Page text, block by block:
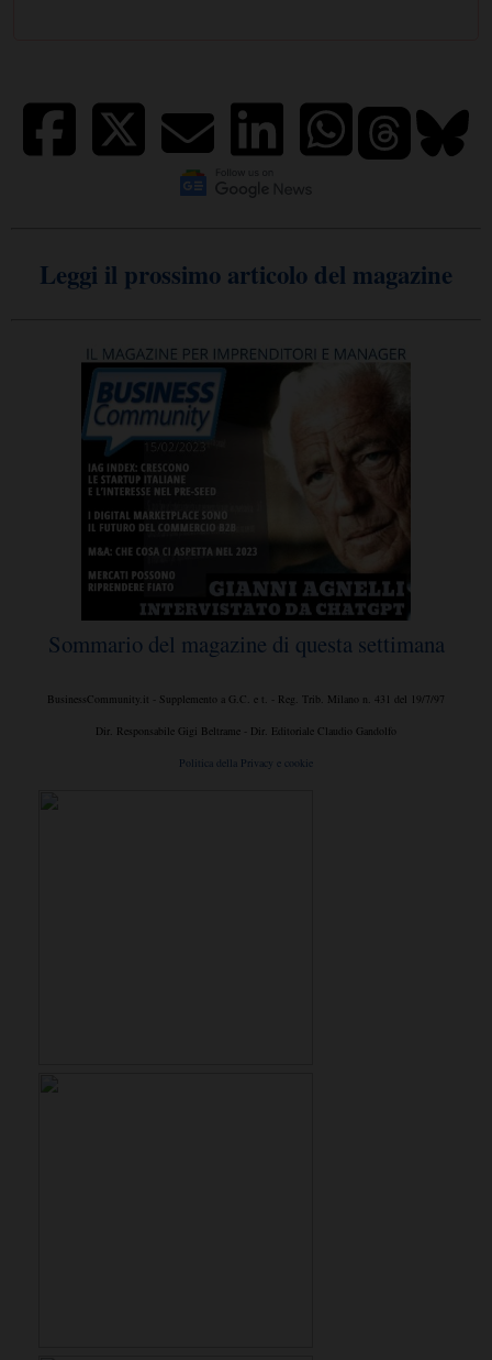
Leggi il prossimo articolo del magazine
Sommario del magazine di questa settimana
BusinessCommunity.it - Supplemento a G.C. e t. - Reg. Trib. Milano n. 431 del 19/7/97
Dir. Responsabile Gigi Beltrame - Dir. Editoriale Claudio Gandolfo
Politica della Privacy e cookie